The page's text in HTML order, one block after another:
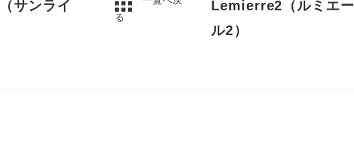
サンライ
る
Lemierre2（ルミエー
ル2）